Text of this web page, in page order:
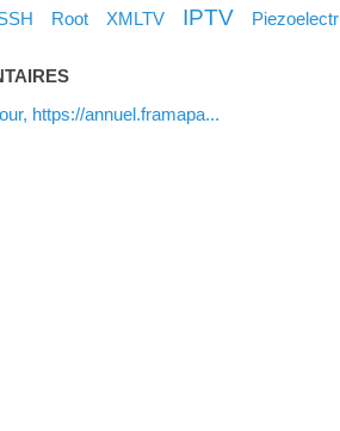
Root XMLTV IPTV
https://annuel.framapa...